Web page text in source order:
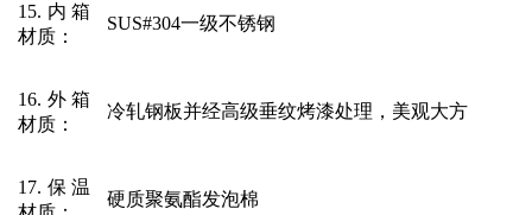
15.内箱
材质 ：
SUS#304一级不锈钢
16.外箱
材质 ：
冷轧钢板并经高级垂纹烤漆处理，美观大方
17.保温
硬质聚氨酯发泡棉